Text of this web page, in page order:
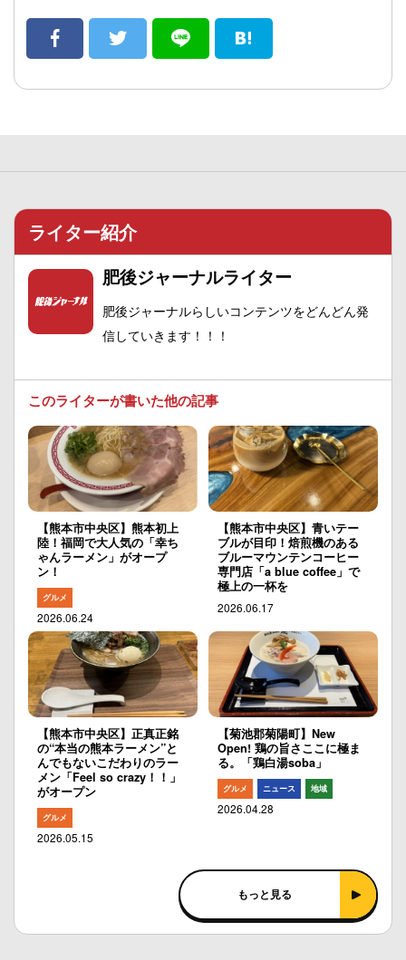
ライター紹介
肥後ジャーナルライター
肥後ジャーナルらしいコンテンツをどんどん発
信していきます！！！
このライターが書いた他の記事
【熊本市中央区】熊本初上
陸！福岡で大人気の「幸ち
ゃんラーメン」がオープ
ン！
グルメ
2026.06.24
【熊本市中央区】青いテー
ブルが目印！焙煎機のある
ブルーマウンテンコーヒー
専門店「a blue coffee」で
極上の一杯を
2026.06.17
【熊本市中央区】正真正銘
の“本当の熊本ラーメン”と
んでもないこだわりのラー
メン「Feel so crazy！！」
がオープン
グルメ
2026.05.15
【菊池郡菊陽町】New
Open! 鶏の旨さここに極ま
る。「鶏白湯soba」
グルメ ニュース 地域
2026.04.28
もっと見る